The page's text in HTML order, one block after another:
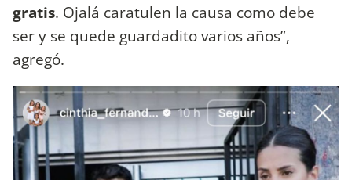
gratis. Ojalá caratulen la causa como debe
ser y se quede guardadito varios años”,
agregó.